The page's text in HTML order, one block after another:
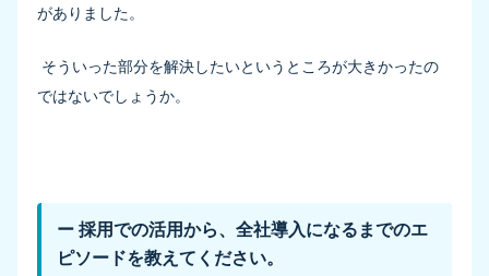
がありました。
そういった部分を解決したいというところが大きかったの
ではないでしょうか。
ー 採用での活用から、全社導入になるまでのエ
ピソードを教えてください。